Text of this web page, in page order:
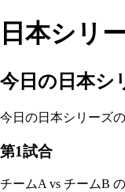
日本シリ
今日の日本シ
今日の日本シリーズ
第1試合
チームA vs チームB